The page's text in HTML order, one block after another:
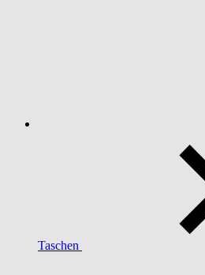
Taschen